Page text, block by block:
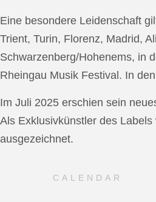
Eine besondere Leidenschaft
Trient, Turin, Florenz, Madrid,
Schwarzenberg/Hohenems, in
Rheingau Musik Festival. In
Im Juli 2025 erschien sein
Als Exklusivkünstler des
ausgezeichnet.
CALENDAR